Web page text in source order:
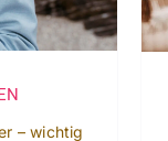
– wichtig